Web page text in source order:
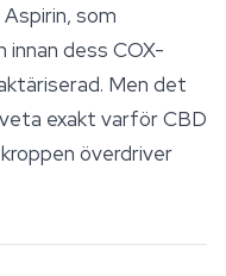
som
innan dess COX-
Men det
exakt varförCBD
överdriver